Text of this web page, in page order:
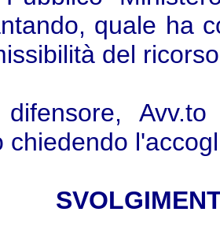
quale ha
del ricorso
chiedendo